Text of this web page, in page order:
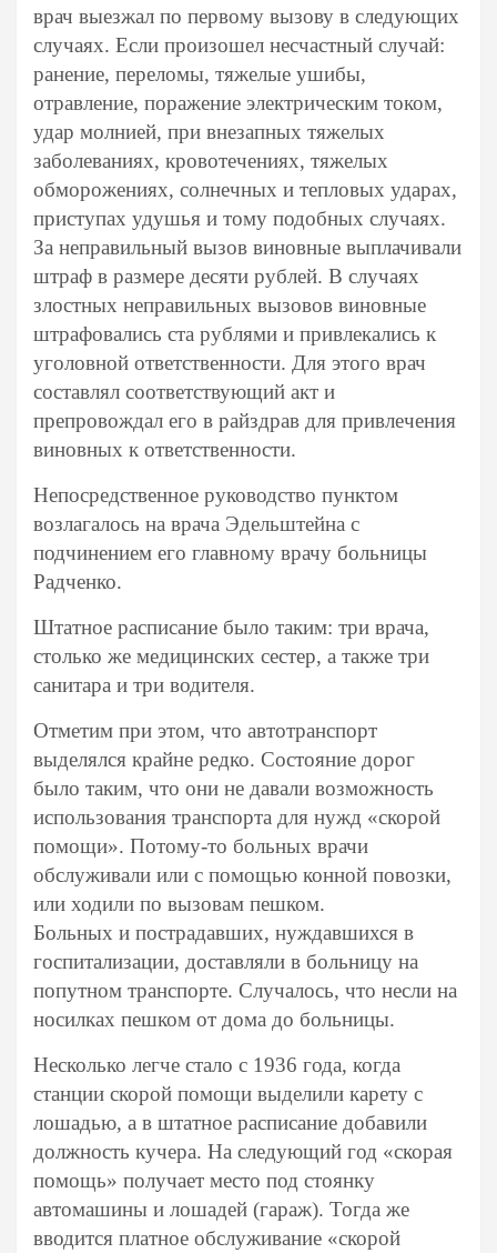
врач выезжал по первому вызову в следующих
случаях. Если произошел несчастный случай:
ранение, переломы, тяжелые ушибы,
отравление, поражение электрическим током,
удар молнией, при внезапных тяжелых
заболеваниях, кровотечениях, тяжелых
обморожениях, солнечных и тепловых ударах,
приступах удушья и тому подобных случаях.
За неправильный вызов виновные выплачивали
штраф в размере десяти рублей. В случаях
злостных неправильных вызовов виновные
штрафовались ста рублями и привлекались к
уголовной ответственности. Для этого врач
составлял соответствующий акт и
препровождал его в райздрав для привлечения
виновных к ответственности.
Непосредственное руководство пунктом
возлагалось на врача Эдельштейна с
подчинением его главному врачу больницы
Радченко.
Штатное расписание было таким: три врача,
столько же медицинских сестер, а также три
санитара и три водителя.
Отметим при этом, что автотранспорт
выделялся крайне редко. Состояние дорог
было таким, что они не давали возможность
использования транспорта для нужд «скорой
помощи». Потому-то больных врачи
обслуживали или с помощью конной повозки,
или ходили по вызовам пешком.
Больных и пострадавших, нуждавшихся в
госпитализации, доставляли в больницу на
попутном транспорте. Случалось, что несли на
носилках пешком от дома до больницы.
Несколько легче стало с 1936 года, когда
станции скорой помощи выделили карету с
лошадью, а в штатное расписание добавили
должность кучера. На следующий год «скорая
помощь» получает место под стоянку
автомашины и лошадей (гараж). Тогда же
вводится платное обслуживание «скорой